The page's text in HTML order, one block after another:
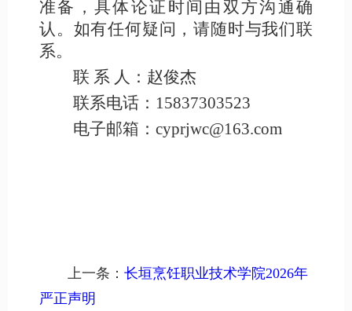
准备，具体论证时间由双方沟通确
认。如有任何疑问，请随时与我们联
系。
联 系 人：赵俊杰
联系电话： 15837303523
电子邮箱： cyprjwc@163.com
上一条： 长垣烹饪职业技术学院2026年
严正声明